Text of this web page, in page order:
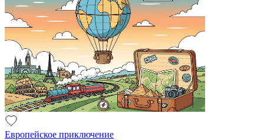
Европейское приключение